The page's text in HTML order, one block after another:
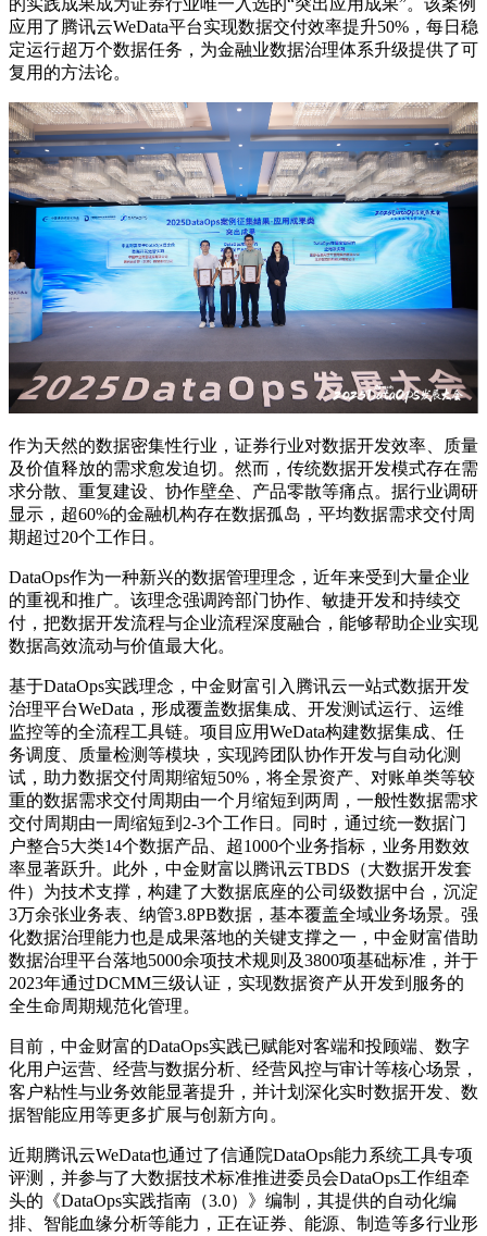
的实践成果成为证券行业唯一入选的“突出应用成果”。该案例
应用了腾讯云WeData平台实现数据交付效率提升50%，每日稳
定运行超万个数据任务，为金融业数据治理体系升级提供了可
复用的方法论。
作为天然的数据密集性行业，证券行业对数据开发效率、质量
及价值释放的需求愈发迫切。然而，传统数据开发模式存在需
求分散、重复建设、协作壁垒、产品零散等痛点。据行业调研
显示，超60%的金融机构存在数据孤岛，平均数据需求交付周
期超过20个工作日。
DataOps作为一种新兴的数据管理理念，近年来受到大量企业
的重视和推广。该理念强调跨部门协作、敏捷开发和持续交
付，把数据开发流程与企业流程深度融合，能够帮助企业实现
数据高效流动与价值最大化。
基于DataOps实践理念，中金财富引入腾讯云一站式数据开发
治理平台WeData，形成覆盖数据集成、开发测试运行、运维
监控等的全流程工具链。项目应用WeData构建数据集成、任
务调度、质量检测等模块，实现跨团队协作开发与自动化测
试，助力数据交付周期缩短50%，将全景资产、对账单类等较
重的数据需求交付周期由一个月缩短到两周，一般性数据需求
交付周期由一周缩短到2-3个工作日。同时，通过统一数据门
户整合5大类14个数据产品、超1000个业务指标，业务用数效
率显著跃升。此外，中金财富以腾讯云TBDS（大数据开发套
件）为技术支撑，构建了大数据底座的公司级数据中台，沉淀
3万余张业务表、纳管3.8PB数据，基本覆盖全域业务场景。强
化数据治理能力也是成果落地的关键支撑之一，中金财富借助
数据治理平台落地5000余项技术规则及3800项基础标准，并于
2023年通过DCMM三级认证，实现数据资产从开发到服务的
全生命周期规范化管理。
目前，中金财富的DataOps实践已赋能对客端和投顾端、数字
化用户运营、经营与数据分析、经营风控与审计等核心场景，
客户粘性与业务效能显著提升，并计划深化实时数据开发、数
据智能应用等更多扩展与创新方向。
近期腾讯云WeData也通过了信通院DataOps能力系统工具专项
评测，并参与了大数据技术标准推进委员会DataOps工作组牵
头的《DataOps实践指南（3.0）》编制，其提供的自动化编
排、智能血缘分析等能力，正在证券、能源、制造等多行业形